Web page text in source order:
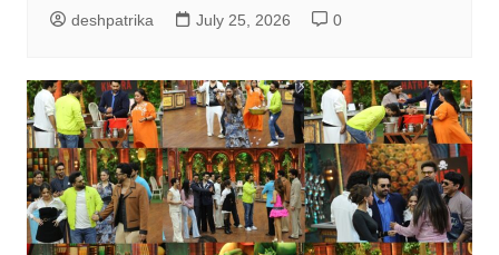
deshpatrika July 25, 2026 0